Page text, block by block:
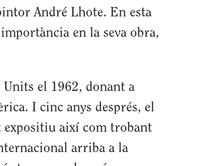
André Lhote. En esta
en la seva obra,
Units el 1962, donant a
I cinc anys després, el
expositiu així com trobant
arriba a la